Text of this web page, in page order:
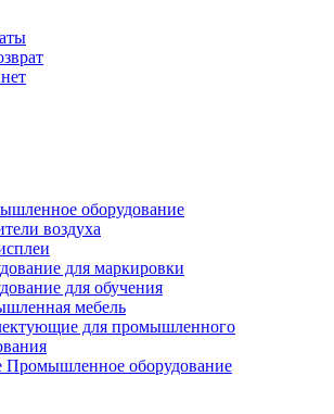
оборудование
воздуха
для маркировки
для обучения
мебель
для промышленного
Промышленное оборудование